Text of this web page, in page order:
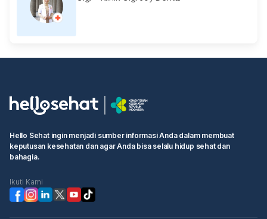
Hello Sehat ingin menjadi sumber informasi Anda dalam membuat
keputusan kesehatan dan agar Anda bisa selalu hidup sehat dan
bahagia.
Ikuti Kami